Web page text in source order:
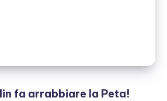
fa arrabbiare la Peta!